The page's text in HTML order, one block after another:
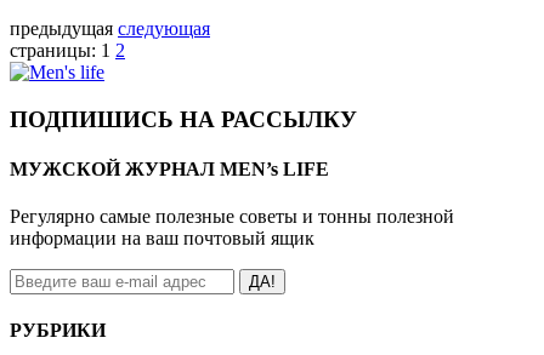
предыдущая следующая
страницы: 1 2
ПОДПИШИСЬ НА РАССЫЛКУ
МУЖСКОЙ ЖУРНАЛ MEN’s LIFE
Регулярно самые полезные советы и тонны полезной
информации на ваш почтовый ящик
ДА!
РУБРИКИ